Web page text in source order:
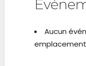
Aucun
emplacement